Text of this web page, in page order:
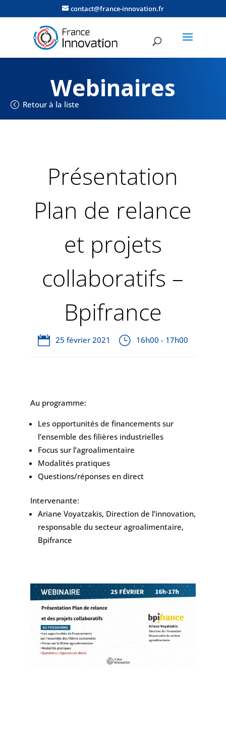
contact@france-innovation.fr
Webinaires
Retour à la liste
Présentation
Plan de relance
et projets
collaboratifs –
Bpifrance
25 février 2021 16h00 - 17h00
Au programme:
Les opportunités de financements sur
l’ensemble des filières industrielles
Focus sur l’agroalimentaire
Modalités pratiques
Questions/réponses en direct
Intervenante:
Ariane Voyatzakis, Direction de l’innovation,
responsable du secteur agroalimentaire,
Bpifrance